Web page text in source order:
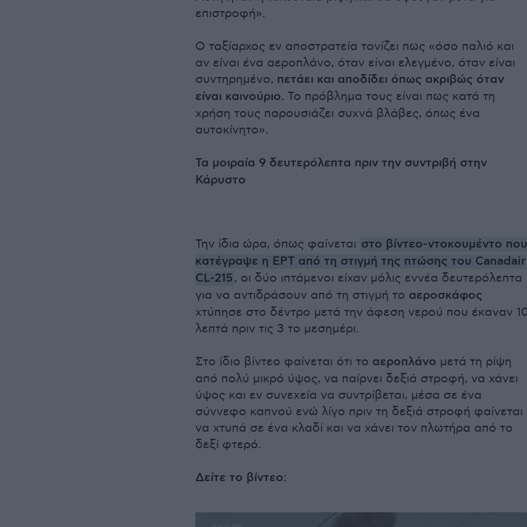
επιστροφή».
Ο ταξίαρχος εν αποστρατεία τονίζει πως «όσο παλιό και
αν είναι ένα αεροπλάνο, όταν είναι ελεγμένο, όταν είναι
συντηρημένο, πετάει και αποδίδει όπως ακριβώς όταν
είναι καινούριο. Το πρόβλημα τους είναι πως κατά τη
χρήση τους παρουσιάζει συχνά βλάβες, όπως ένα
αυτοκίνητο».
Τα μοιραία 9 δευτερόλεπτα πριν την συντριβή στην
Κάρυστο
Την ίδια ώρα, όπως φαίνεται στο βίντεο-ντοκουμέντο που
κατέγραψε η ΕΡΤ από τη στιγμή της πτώσης του Canadair
CL-215, οι δύο ιπτάμενοι είχαν μόλις εννέα δευτερόλεπτα
για να αντιδράσουν από τη στιγμή το αεροσκάφος
χτύπησε στο δέντρο μετά την άφεση νερού που έκαναν
λεπτά πριν τις 3 το μεσημέρι.
Στο ίδιο βίντεο φαίνεται ότι το αεροπλάνο μετά τη ρίψη
από πολύ μικρό ύψος, να παίρνει δεξιά στροφή, να χάνει
ύψος και εν συνεχεία να συντρίβεται, μέσα σε ένα
σύννεφο καπνού ενώ λίγο πριν τη δεξιά στροφή φαίνεται
να χτυπά σε ένα κλαδί και να χάνει τον πλωτήρα από το
δεξί φτερό.
Δείτε το βίντεο: